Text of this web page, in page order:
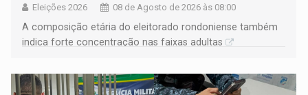
Eleições 2026 08 de Agosto de 2026 às 08:00
A composição etária do eleitorado rondoniense também
indica forte concentração nas faixas adultas